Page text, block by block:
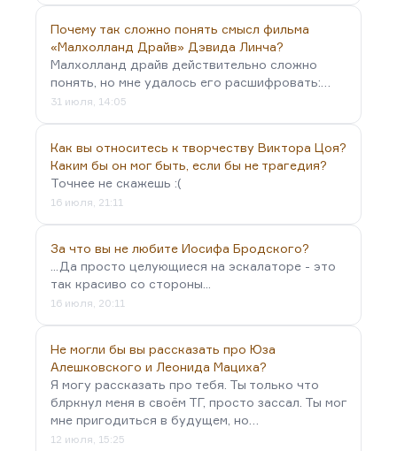
Почему так сложно понять смысл фильма
«Малхолланд Драйв» Дэвида Линча?
Малхолланд драйв действительно сложно
понять, но мне удалось его расшифровать:…
31 июля, 14:05
Как вы относитесь к творчеству Виктора Цоя?
Каким бы он мог быть, если бы не трагедия?
Точнее не скажешь :(
16 июля, 21:11
За что вы не любите Иосифа Бродского?
...Да просто целующиеся на эскалаторе - это
так красиво со стороны...
16 июля, 20:11
Не могли бы вы рассказать про Юза
Алешковского и Леонида Мациха?
Я могу рассказать про тебя. Ты только что
блркнул меня в своём ТГ, просто зассал. Ты мог
мне пригодиться в будущем, но…
12 июля, 15:25